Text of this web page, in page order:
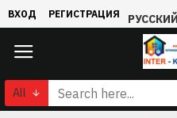
ВХОД РЕГИСТРАЦИЯ РУССКИЙ
All